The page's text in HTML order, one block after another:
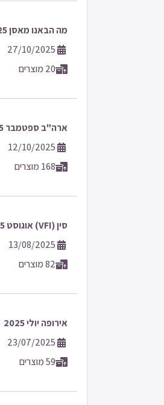
מה הבאנו מאסן 2025
27/10/2025
20 מוצרים
ארה"ב ספטמבר 2025
12/10/2025
168 מוצרים
סין (VFI) אוגוסט 2025
13/08/2025
82 מוצרים
אירופה יולי 2025
23/07/2025
59 מוצרים